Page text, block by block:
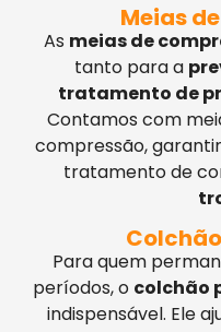
Meias
As meias de
tanto para a
tratamento de
Contamos com
compressão,
tratamento de
Para quem
períodos, o colchão
indispensável. Ele